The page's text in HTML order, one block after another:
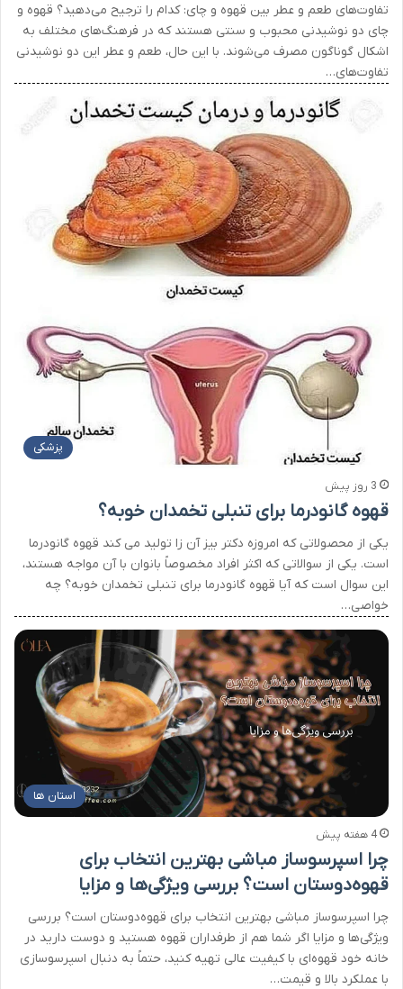
تفاوت‌های طعم و عطر بین قهوه و چای: کدام را ترجیح می‌دهید؟ قهوه و
چای دو نوشیدنی محبوب و سنتی هستند که در فرهنگ‌های مختلف به
اشکال گوناگون مصرف می‌شوند. با این حال، طعم و عطر این دو نوشیدنی
تفاوت‌های…
پزشکی
3 روز پیش
قهوه گانودرما برای تنبلی تخمدان خوبه؟
یکی از محصولاتی که امروزه دکتر بیز آن زا تولید می کند قهوه گانودرما
است. یکی از سوالاتی که اکثر افراد مخصوصاً بانوان با آن مواجه هستند،
این سوال است که آیا قهوه گانودرما برای تنبلی تخمدان خوبه؟ چه
خواصی…
استان ها
4 هفته پیش
چرا اسپرسوساز مباشی بهترین انتخاب برای
قهوه‌دوستان است؟ بررسی ویژگی‌ها و مزایا
چرا اسپرسوساز مباشی بهترین انتخاب برای قهوه‌دوستان است؟ بررسی
ویژگی‌ها و مزایا اگر شما هم از طرفداران قهوه‌ هستید و دوست دارید در
خانه‌ خود قهوه‌ای با کیفیت عالی تهیه کنید، حتماً به دنبال اسپرسوسازی
با عملکرد بالا و قیمت…